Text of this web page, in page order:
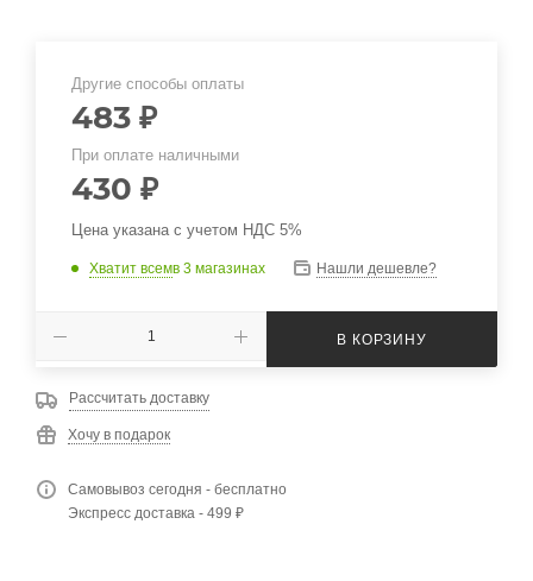
Другие способы оплаты
483 ₽
При оплате наличными
430 ₽
Цена указана с учетом НДС 5%
Хватит всемв 3 магазинах Нашли дешевле?
В КОРЗИНУ
Рассчитать доставку
Хочу в подарок
Самовывоз сегодня - бесплатно
Экспресс доставка - 499 ₽